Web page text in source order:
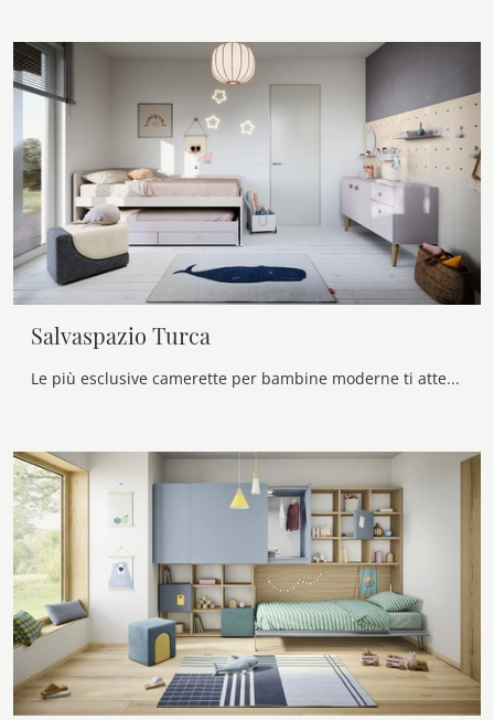
Salvaspazio Turca
Le più esclusive camerette per bambine moderne ti attendono! Scopri il modello Salvaspazio Turca di Nidi.